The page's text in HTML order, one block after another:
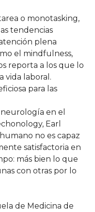
o monotasking,
tendencias
plena
el mindfulness,
reporta a los que lo
vida laboral.
para las
en el
Earl
no es capaz
satisfactoria en
más bien lo que
con otras por lo
de Medicina de